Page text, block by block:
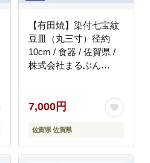
【有田焼】染付七宝紋
豆皿（丸三寸）径約
10cm / 食器 / 佐賀県 /
株式会社まるぶん
7,000円
佐賀県 佐賀県